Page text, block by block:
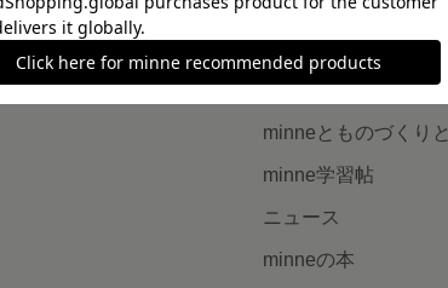
読みもの
minneとものづくりと
minne学習帖
ニュース
minneの本